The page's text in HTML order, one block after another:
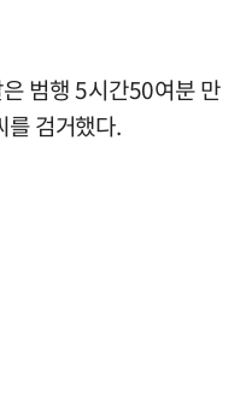
범행 5시간50여분 만
를 검거했다.